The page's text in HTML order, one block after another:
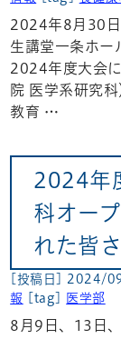
2024年8月30日
生講堂一条ホー
2024年度大会
院 医学系研究
教育 …
2024年
科オー
れた皆
[投稿日] 2024/
報
[tag] 医学部
8月9日、13日